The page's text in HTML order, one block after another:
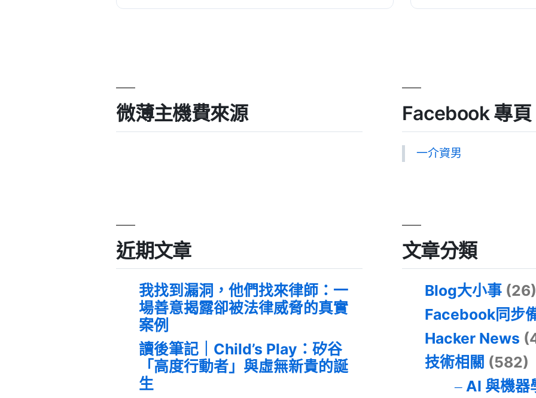
微薄主機費來源 Facebook 專頁
一介資男
近期文章
我找到漏洞，他們找來律師：一
場善意揭露卻被法律威脅的真實
案例
讀後筆記｜Child’s Play：矽谷
「高度行動者」與虛無新貴的誕
生
文章分類
Blog大小事 (26)
Facebook同步
Hacker News
技術相關 (582)
AI 與機器